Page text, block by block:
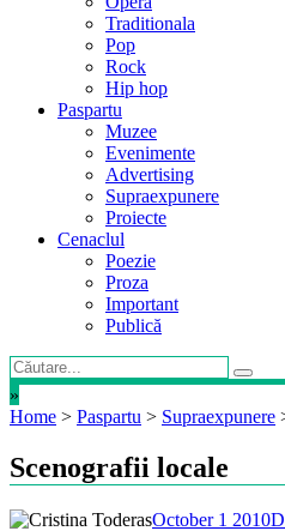
Traditionala
Pop
Rock
Hip hop
Paspartu
Muzee
Evenimente
Advertising
Supraexpunere
Proiecte
Cenaclul
Poezie
Proza
Important
Publică
»
Home > Paspartu > Supraexpunere
Scenografii locale
October 1 2010